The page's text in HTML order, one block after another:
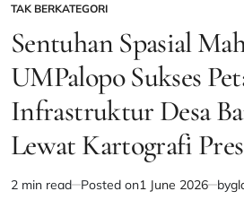
POSTED
IN
TAK BERKATEGORI
Sentuhan Spasial
UMPalopo Sukses
Infrastruktur Desa
Lewat Kartografi
Estimated
2 min read Posted on1 June 2026 by